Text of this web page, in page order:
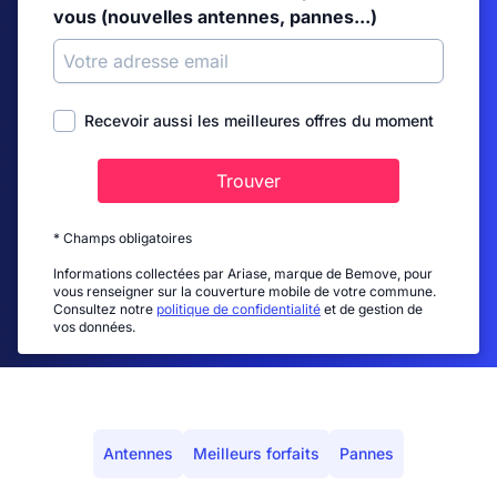
vous (nouvelles antennes, pannes...)
Recevoir aussi les meilleures offres du moment
Trouver
* Champs obligatoires
Informations collectées par Ariase, marque de Bemove, pour
vous renseigner sur la couverture mobile de votre commune.
Consultez notre politique de confidentialité et de gestion de
vos données.
Antennes Meilleurs forfaits Pannes